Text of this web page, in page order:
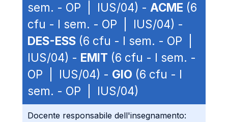
sem. - OP | IUS/04) - ACME (6
cfu - I sem. - OP | IUS/04) -
DES-ESS (6 cfu - I sem. - OP |
IUS/04) - EMIT (6 cfu - I sem. -
OP | IUS/04) - GIO (6 cfu - I
sem. - OP | IUS/04)
Docente responsabile dell'insegnamento: